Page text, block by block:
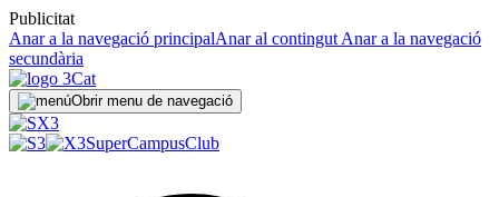
Publicitat
Anar a la navegació principalAnar al contingut Anar a la navegació
secundària
Obrir menu de navegació
SuperCampusClub